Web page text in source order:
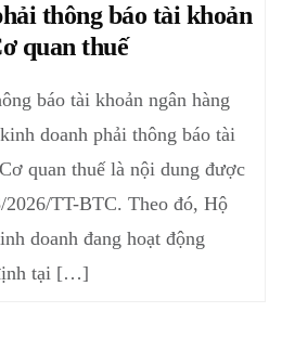
thông báo tài khoản
quan thuế
báo tài khoản ngân hàng
doanh phải thông báo tài
quan thuế là nội dung được
TT-BTC. Theo đó, Hộ
doanh đang hoạt động
tại […]